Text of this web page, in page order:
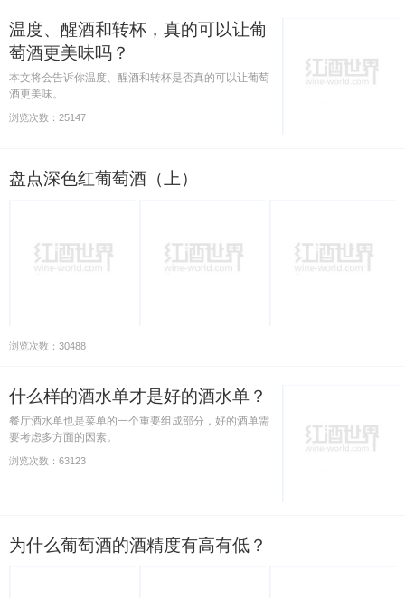
温度、醒酒和转杯，真的可以让葡
萄酒更美味吗？
本文将会告诉你温度、醒酒和转杯是否真的可以让葡萄
酒更美味。
浏览次数：25147
盘点深色红葡萄酒（上）
浏览次数：30488
什么样的酒水单才是好的酒水单？
餐厅酒水单也是菜单的一个重要组成部分，好的酒单需
要考虑多方面的因素。
浏览次数：63123
为什么葡萄酒的酒精度有高有低？